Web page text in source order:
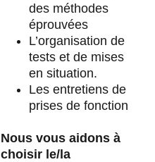
des méthodes
éprouvées
L’organisation de
tests et de mises
en situation.
Les entretiens de
prises de fonction
Nous vous aidons à
choisir le/la